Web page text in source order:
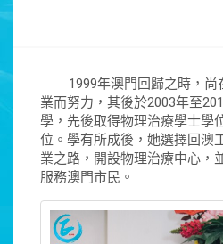
1999年澳門回歸之時，尚
業而努力，其後於2003年至
學，先後取得物理治療學士學
位。學有所成後，她選擇回澳
業之路，開設物理治療中心，
服務澳門市民。